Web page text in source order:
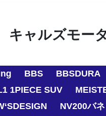
キャルズモー
BBS BBSDURA
1PIECE SUV
NV200バ